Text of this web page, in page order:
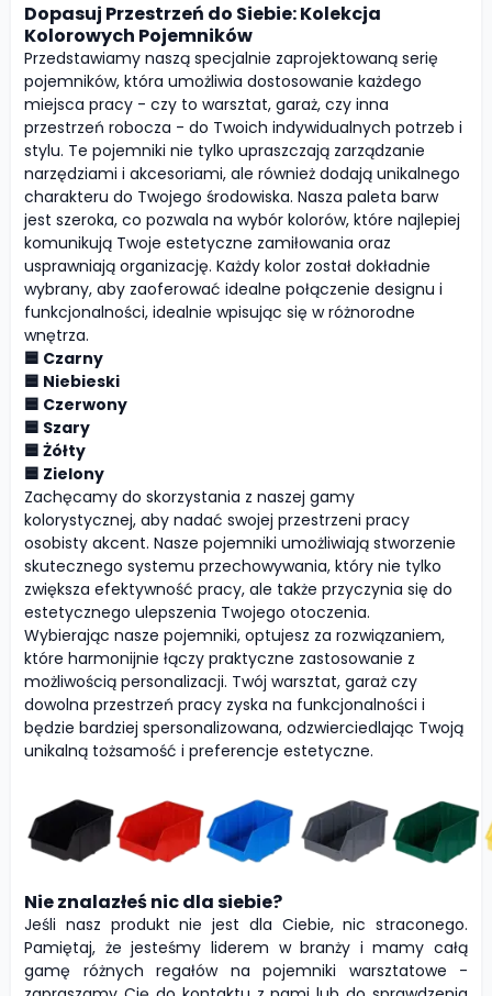
Dopasuj Przestrzeń do Siebie: Kolekcja
Kolorowych Pojemników
Przedstawiamy naszą specjalnie zaprojektowaną serię
pojemników, która umożliwia dostosowanie każdego
miejsca pracy - czy to warsztat, garaż, czy inna
przestrzeń robocza - do Twoich indywidualnych potrzeb i
stylu. Te pojemniki nie tylko upraszczają zarządzanie
narzędziami i akcesoriami, ale również dodają unikalnego
charakteru do Twojego środowiska. Nasza paleta barw
jest szeroka, co pozwala na wybór kolorów, które najlepiej
komunikują Twoje estetyczne zamiłowania oraz
usprawniają organizację. Każdy kolor został dokładnie
wybrany, aby zaoferować idealne połączenie designu i
funkcjonalności, idealnie wpisując się w różnorodne
wnętrza.
🟦 Czarny
🟦 Niebieski
🟦 Czerwony
🟦 Szary
🟦 Żółty
🟦 Zielony
Zachęcamy do skorzystania z naszej gamy
kolorystycznej, aby nadać swojej przestrzeni pracy
osobisty akcent. Nasze pojemniki umożliwiają stworzenie
skutecznego systemu przechowywania, który nie tylko
zwiększa efektywność pracy, ale także przyczynia się do
estetycznego ulepszenia Twojego otoczenia.
Wybierając nasze pojemniki, optujesz za rozwiązaniem,
które harmonijnie łączy praktyczne zastosowanie z
możliwością personalizacji. Twój warsztat, garaż czy
dowolna przestrzeń pracy zyska na funkcjonalności i
będzie bardziej spersonalizowana, odzwierciedlając Twoją
unikalną tożsamość i preferencje estetyczne.
Nie znalazłeś nic dla siebie?
Jeśli nasz produkt nie jest dla Ciebie, nic straconego.
Pamiętaj, że jesteśmy liderem w branży i mamy całą
gamę różnych regałów na pojemniki warsztatowe -